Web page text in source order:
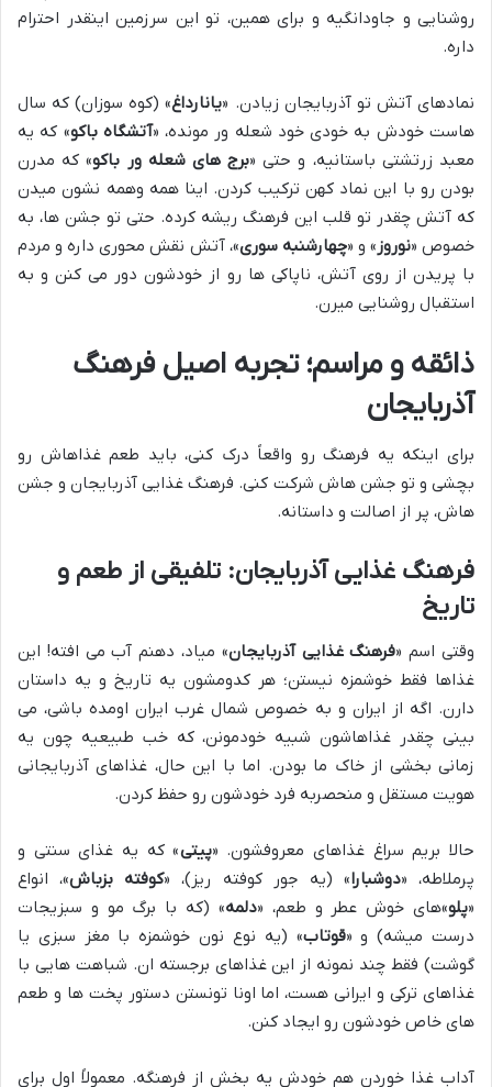
روشنایی و جاودانگیه و برای همین، تو این سرزمین اینقدر احترام
داره.
نمادهای آتش تو آذربایجان زیادن. «یانارداغ» (کوه سوزان) که سال
هاست خودش به خودی خود شعله ور مونده، «آتشگاه باکو» که یه
معبد زرتشتی باستانیه، و حتی «برج های شعله ور باکو» که مدرن
بودن رو با این نماد کهن ترکیب کردن. اینا همه وهمه نشون میدن
که آتش چقدر تو قلب این فرهنگ ریشه کرده. حتی تو جشن ها، به
خصوص «نوروز » و «چهارشنبه سوری»، آتش نقش محوری داره و مردم
با پریدن از روی آتش، ناپاکی ها رو از خودشون دور می کنن و به
استقبال روشنایی میرن.
ذائقه و مراسم؛ تجربه اصیل فرهنگ
آذربایجان
برای اینکه یه فرهنگ رو واقعاً درک کنی، باید طعم غذاهاش رو
بچشی و تو جشن هاش شرکت کنی. فرهنگ غذایی آذربایجان و جشن
هاش، پر از اصالت و داستانه.
فرهنگ غذایی آذربایجان: تلفیقی از طعم و
تاریخ
وقتی اسم «فرهنگ غذایی آذربایجان» میاد، دهنم آب می افته! این
غذاها فقط خوشمزه نیستن؛ هر کدومشون یه تاریخ و یه داستان
دارن. اگه از ایران و به خصوص شمال غرب ایران اومده باشی، می
بینی چقدر غذاهاشون شبیه خودمونن، که خب طبیعیه چون یه
زمانی بخشی از خاک ما بودن. اما با این حال، غذاهای آذربایجانی
هویت مستقل و منحصربه فرد خودشون رو حفظ کردن.
حالا بریم سراغ غذاهای معروفشون. «پیتی» که یه غذای سنتی و
پرملاطه، «دوشبارا» (یه جور کوفته ریز)، «کوفته بزباش»، انواع
«پلو»های خوش عطر و طعم، «دلمه» (که با برگ مو و سبزیجات
درست میشه) و «قوتاب» (یه نوع نون خوشمزه با مغز سبزی یا
گوشت) فقط چند نمونه از این غذاهای برجسته ان. شباهت هایی با
غذاهای ترکی و ایرانی هست، اما اونا تونستن دستور پخت ها و طعم
های خاص خودشون رو ایجاد کنن.
آداب غذا خوردن هم خودش یه بخش از فرهنگه. معمولاً اول برای